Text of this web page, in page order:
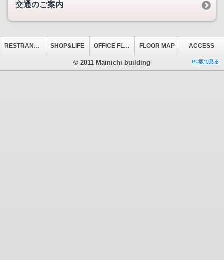
交通のご案内
RESTRANT&CAFE SHOP&LIFE OFFICE FLOOR FLOOR MAP ACCESS
© 2011 Mainichi building PC版で見る